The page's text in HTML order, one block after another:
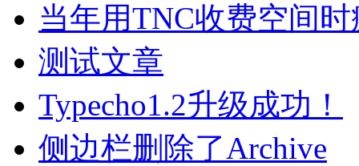
当年用TNC收费空间
测试文章
Typecho1.2升级成功！
侧边栏删除了Archive